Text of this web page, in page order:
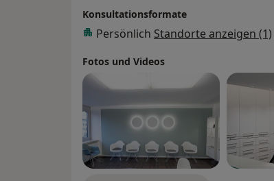
Konsultationsformate
Persönlich Standorte anzeigen (1)
Fotos und Videos